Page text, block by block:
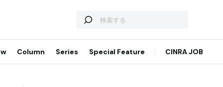
Column Series Special Feature CINRA JOB